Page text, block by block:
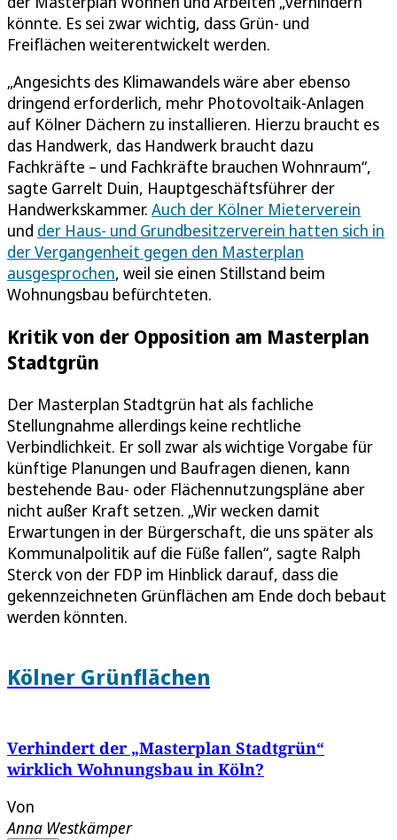
könnte. Es sei zwar wichtig, dass Grün- und
Freiflächen weiterentwickelt werden.
„Angesichts des Klimawandels wäre aber ebenso
dringend erforderlich, mehr Photovoltaik-Anlagen
auf Kölner Dächern zu installieren. Hierzu braucht es
das Handwerk, das Handwerk braucht dazu
Fachkräfte – und Fachkräfte brauchen Wohnraum“,
sagte Garrelt Duin, Hauptgeschäftsführer der
Handwerkskammer. Auch der Kölner Mieterverein
und der Haus- und Grundbesitzerverein hatten sich in
der Vergangenheit gegen den Masterplan
ausgesprochen, weil sie einen Stillstand beim
Wohnungsbau befürchteten.
Kritik von der Opposition am Masterplan
Stadtgrün
Der Masterplan Stadtgrün hat als fachliche
Stellungnahme allerdings keine rechtliche
Verbindlichkeit. Er soll zwar als wichtige Vorgabe für
künftige Planungen und Baufragen dienen, kann
bestehende Bau- oder Flächennutzungspläne aber
nicht außer Kraft setzen. „Wir wecken damit
Erwartungen in der Bürgerschaft, die uns später als
Kommunalpolitik auf die Füße fallen“, sagte Ralph
Sterck von der FDP im Hinblick darauf, dass die
gekennzeichneten Grünflächen am Ende doch bebaut
werden könnten.
Kölner Grünflächen
Verhindert der „Masterplan Stadtgrün“
wirklich Wohnungsbau in Köln?
Von
Anna Westkämper